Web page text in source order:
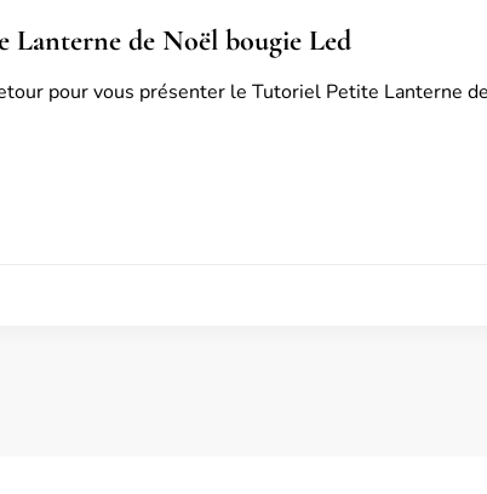
Lanterne de Noël bougie Led
pour vous présenter le Tutoriel Petite Lanterne